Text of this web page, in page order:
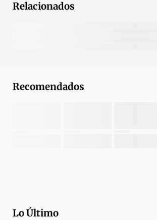
Relacionados
Recomendados
Lo Último